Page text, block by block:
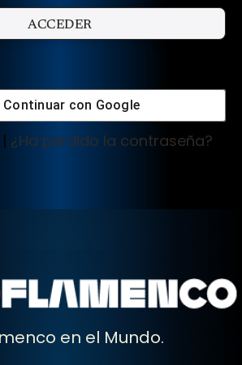
Continuar con Google
| ¿Ha perdido la contraseña?
en el Mundo.